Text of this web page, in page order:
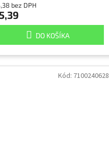
a striekajúcej
120 mm Hg, balenie po
ks, cena za kus
bez DPH
DO KOŠÍKA
Kód: 7100240628